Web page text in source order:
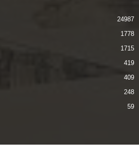
24987
1778
1715
419
409
248
59